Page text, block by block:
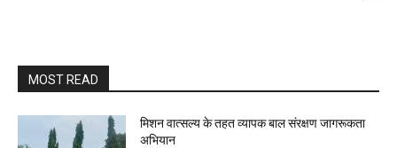
MOST READ
मिशन वात्सल्य के तहत व्यापक बाल संरक्षण जागरूकता
अभियान